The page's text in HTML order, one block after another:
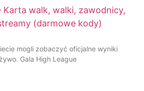
Karta walk, walki, zawodnicy,
(darmowe kody)
mogli zobaczyć oficjalne wyniki
Gala High League